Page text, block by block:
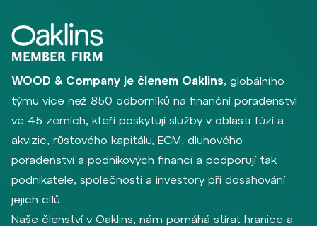
WOOD & Company je členem Oaklins, globálního
týmu více než 850 odborníků na finanční poradenství
ve 45 zemích, kteří poskytují služby v oblasti fúzí a
akvizic, růstového kapitálu, ECM, dluhového
poradenství a podnikových financí a podporují tak
podnikatele, společnosti a investory při dosahování
jejich cílů.
Naše členství v Oaklins, nám pomáhá stírat hranice a